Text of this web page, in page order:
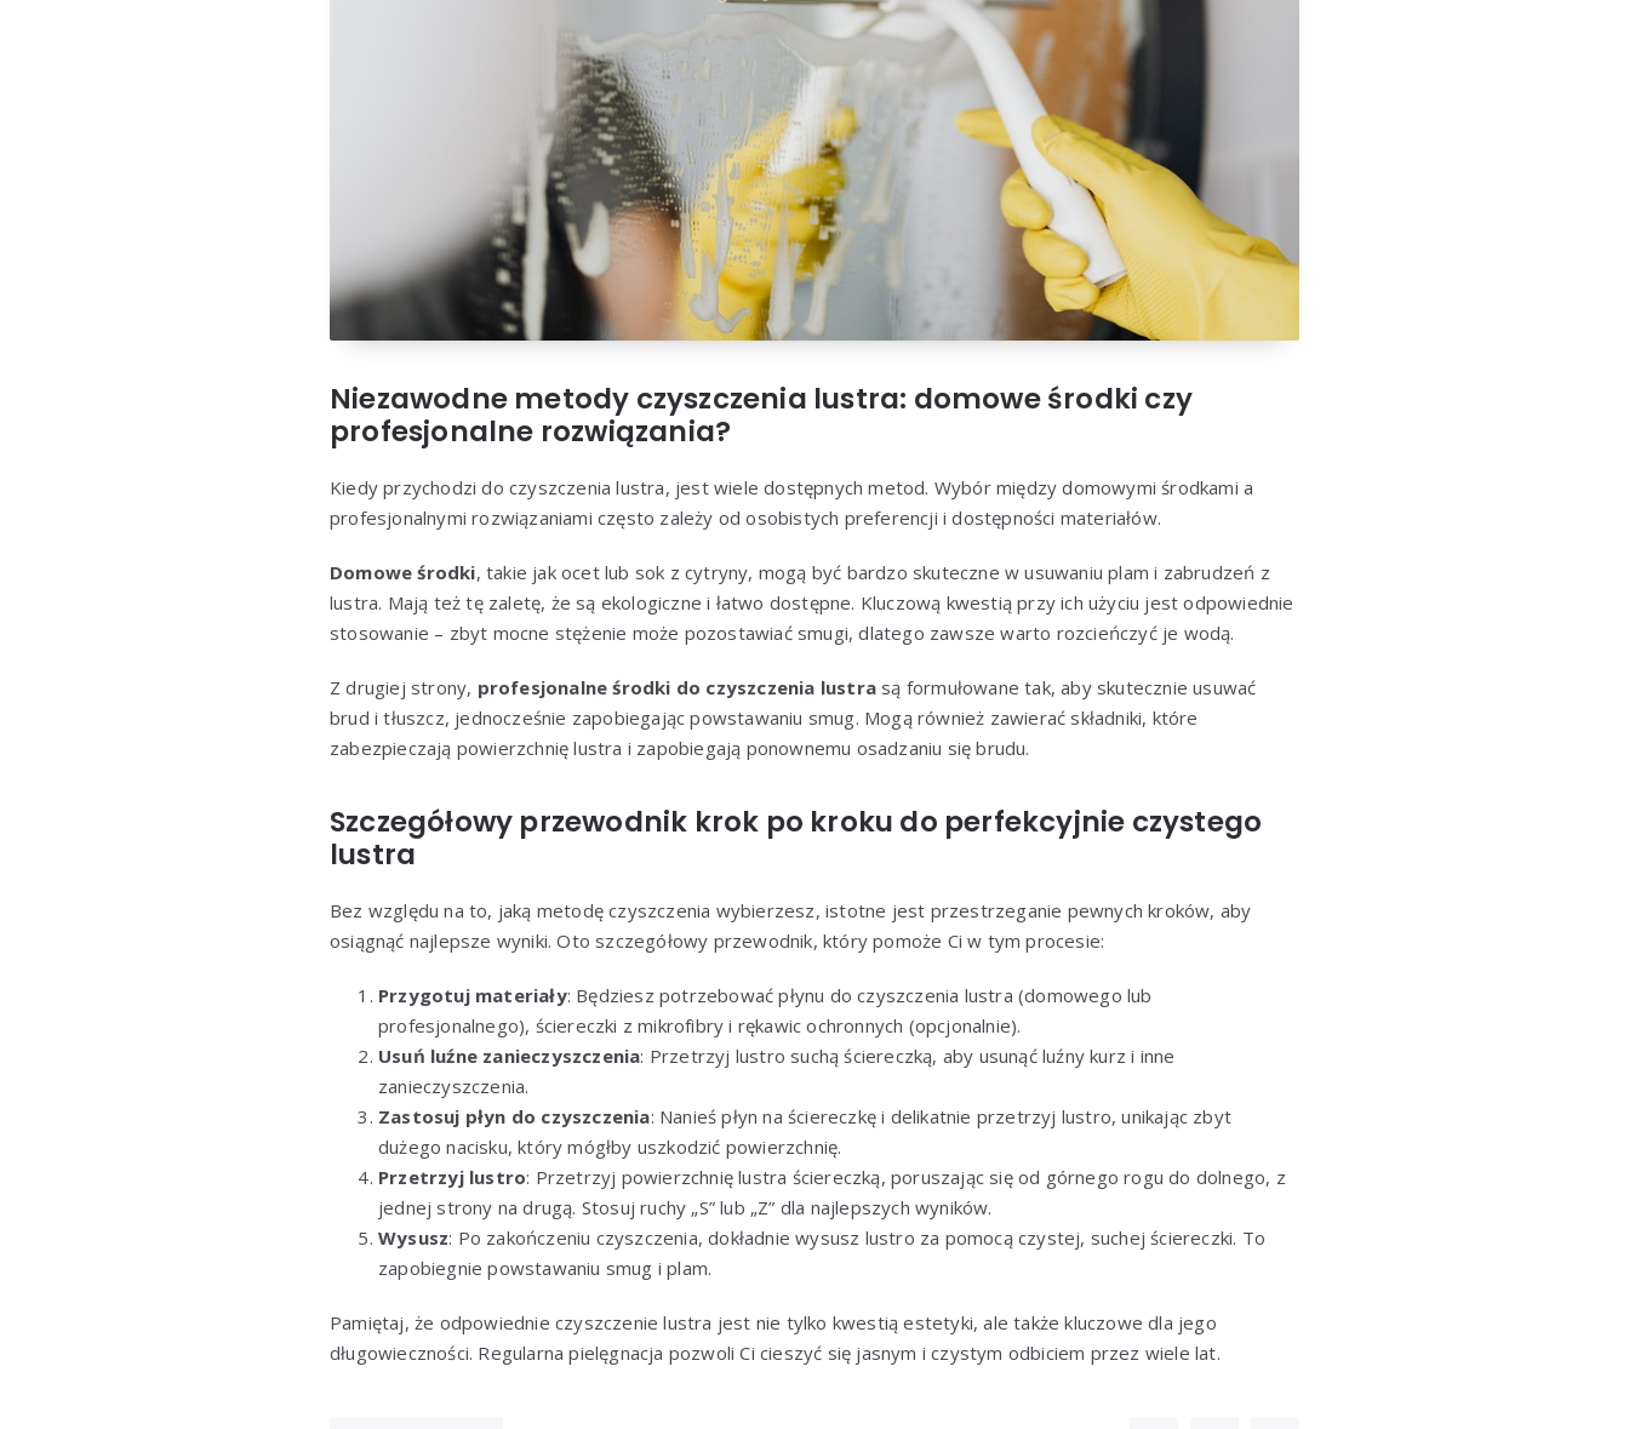
Niezawodne metody czyszczenia lustra: domowe środki czy
profesjonalne rozwiązania?
Kiedy przychodzi do czyszczenia lustra, jest wiele dostępnych metod. Wybór między domowymi środkami a
profesjonalnymi rozwiązaniami często zależy od osobistych preferencji i dostępności materiałów.
Domowe środki, takie jak ocet lub sok z cytryny, mogą być bardzo skuteczne w usuwaniu plam i zabrudzeń z
lustra. Mają też tę zaletę, że są ekologiczne i łatwo dostępne. Kluczową kwestią przy ich użyciu jest odpowiednie
stosowanie – zbyt mocne stężenie może pozostawiać smugi, dlatego zawsze warto rozcieńczyć je wodą.
Z drugiej strony, profesjonalne środki do czyszczenia lustra są formułowane tak, aby skutecznie usuwać
brud i tłuszcz, jednocześnie zapobiegając powstawaniu smug. Mogą również zawierać składniki, które
zabezpieczają powierzchnię lustra i zapobiegają ponownemu osadzaniu się brudu.
Szczegółowy przewodnik krok po kroku do perfekcyjnie czystego
lustra
Bez względu na to, jaką metodę czyszczenia wybierzesz, istotne jest przestrzeganie pewnych kroków, aby
osiągnąć najlepsze wyniki. Oto szczegółowy przewodnik, który pomoże Ci w tym procesie:
Przygotuj materiały: Będziesz potrzebować płynu do czyszczenia lustra (domowego lub
profesjonalnego), ściereczki z mikrofibry i rękawic ochronnych (opcjonalnie).
Usuń luźne zanieczyszczenia: Przetrzyj lustro suchą ściereczką, aby usunąć luźny kurz i inne
zanieczyszczenia.
Zastosuj płyn do czyszczenia: Nanieś płyn na ściereczkę i delikatnie przetrzyj lustro, unikając zbyt
dużego nacisku, który mógłby uszkodzić powierzchnię.
Przetrzyj lustro: Przetrzyj powierzchnię lustra ściereczką, poruszając się od górnego rogu do dolnego, z
jednej strony na drugą. Stosuj ruchy „S” lub „Z” dla najlepszych wyników.
Wysusz: Po zakończeniu czyszczenia, dokładnie wysusz lustro za pomocą czystej, suchej ściereczki. To
zapobiegnie powstawaniu smug i plam.
Pamiętaj, że odpowiednie czyszczenie lustra jest nie tylko kwestią estetyki, ale także kluczowe dla jego
długowieczności. Regularna pielęgnacja pozwoli Ci cieszyć się jasnym i czystym odbiciem przez wiele lat.